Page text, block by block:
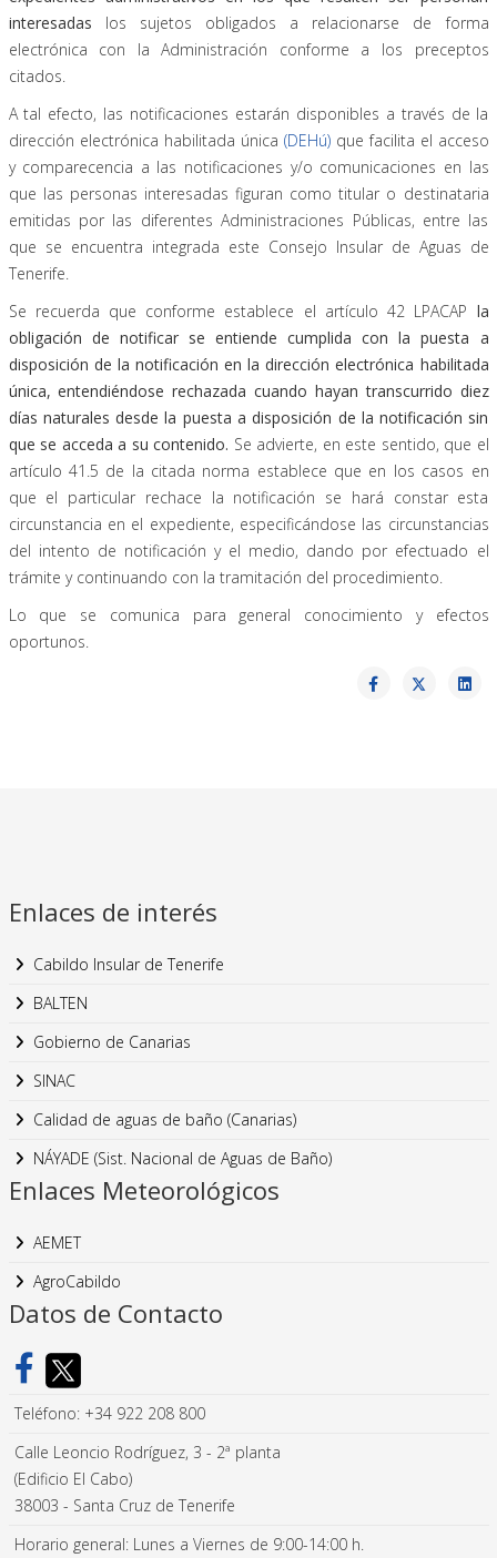
interesadas los sujetos obligados a relacionarse de forma
electrónica con la Administración conforme a los preceptos
citados.
A tal efecto, las notificaciones estarán disponibles a través de la
dirección electrónica habilitada única (DEHú)que facilita el acceso
y comparecencia a las notificaciones y/o comunicaciones en las
que las personas interesadas figuran como titular o destinataria
emitidas por las diferentes Administraciones Públicas, entre las
que se encuentra integrada este Consejo Insular de Aguas de
Tenerife.
Se recuerda que conforme establece el artículo 42 LPACAP la
obligación de notificar se entiende cumplida con la puesta a
disposición de la notificación en la dirección electrónica habilitada
única, entendiéndose rechazada cuando hayan transcurrido diez
días naturales desde la puesta a disposición de la notificación sin
que se acceda a su contenido. Se advierte, en este sentido, que el
artículo 41.5 de la citada norma establece que en los casos en
que el particular rechace la notificación se hará constar esta
circunstancia en el expediente, especificándose las circunstancias
del intento de notificación y el medio, dando por efectuado el
trámite y continuando con la tramitación del procedimiento.
Lo que se comunica para general conocimiento y efectos
oportunos.
Enlaces de interés
Cabildo Insular de Tenerife
BALTEN
Gobierno de Canarias
SINAC
Calidad de aguas de baño (Canarias)
NÁYADE (Sist. Nacional de Aguas de Baño)
Enlaces Meteorológicos
AEMET
AgroCabildo
Datos de Contacto
Teléfono: +34 922 208 800
Calle Leoncio Rodríguez, 3 - 2ª planta
(Edificio El Cabo)
38003 - Santa Cruz de Tenerife
Horario general: Lunes a Viernes de 9:00-14:00 h.